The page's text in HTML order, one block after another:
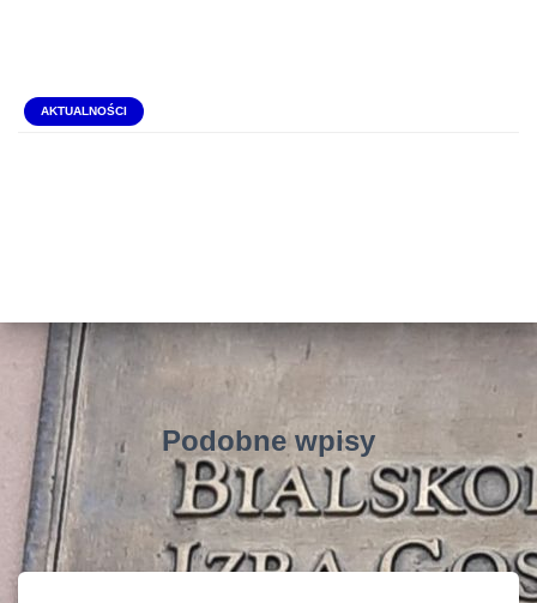
AKTUALNOŚCI
Podobne wpisy